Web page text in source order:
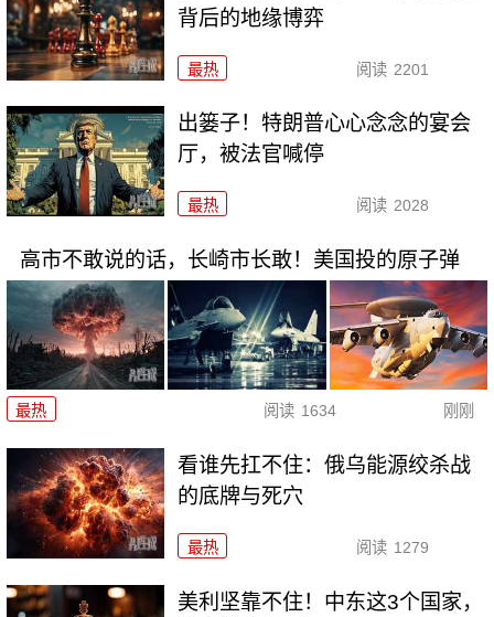
背后的地缘博弈
最热 阅读 2201
出篓子！特朗普心心念念的宴会
厅，被法官喊停
最热 阅读 2028
高市不敢说的话，长崎市长敢！美国投的原子弹
最热 阅读 1634 刚刚
看谁先扛不住：俄乌能源绞杀战
的底牌与死穴
最热 阅读 1279
美利坚靠不住！中东这3个国家，